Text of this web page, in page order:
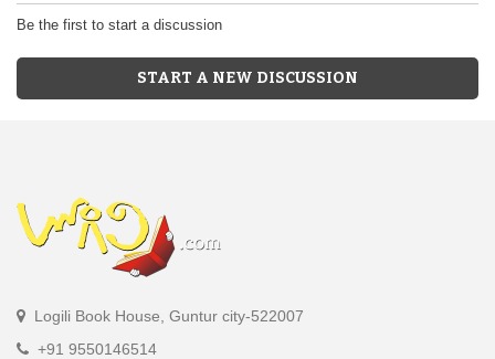
Be the first to start a discussion
START A NEW DISCUSSION
Logili Book House, Guntur city-522007
+91 9550146514